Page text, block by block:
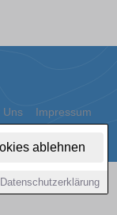
ablehnen
Datenschutzerklärung
Uns Impressum
by: 1a-sites-autos